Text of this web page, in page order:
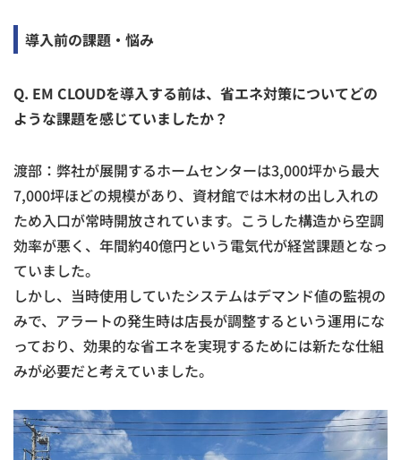
導入前の課題・悩み
Q. EM CLOUDを導入する前は、省エネ対策についてどの
ような課題を感じていましたか？
渡部：弊社が展開するホームセンターは3,000坪から最大
7,000坪ほどの規模があり、資材館では木材の出し入れの
ため入口が常時開放されています。こうした構造から空調
効率が悪く、年間約40億円という電気代が経営課題となっ
ていました。
しかし、当時使用していたシステムはデマンド値の監視の
みで、アラートの発生時は店長が調整するという運用にな
っており、効果的な省エネを実現するためには新たな仕組
みが必要だと考えていました。